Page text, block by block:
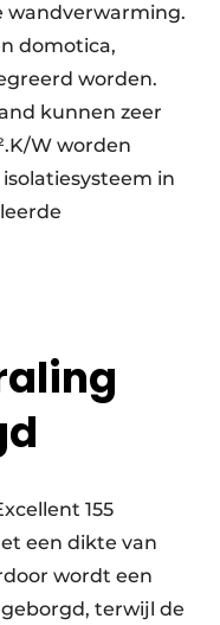
wandverwarming.
domotica,
worden.
kunnen zeer
W worden
in
155
een dikte van
wordt een
terwijl de